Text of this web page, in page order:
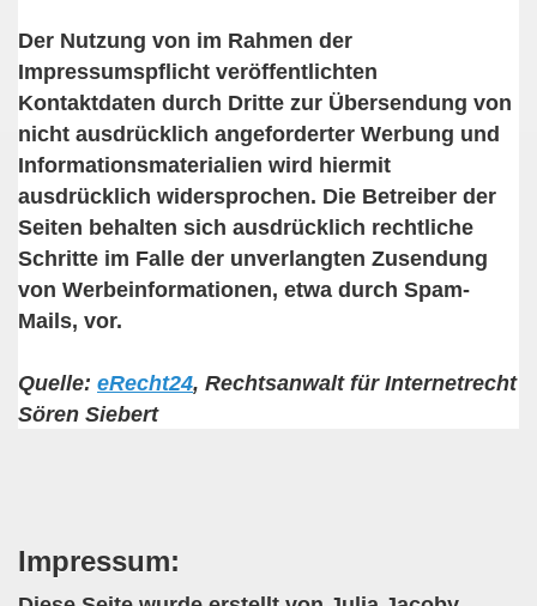
Der Nutzung von im Rahmen der
Impressumspflicht veröffentlichten
Kontaktdaten durch Dritte zur Übersendung von
nicht ausdrücklich angeforderter Werbung und
Informationsmaterialien wird hiermit
ausdrücklich widersprochen. Die Betreiber der
Seiten behalten sich ausdrücklich rechtliche
Schritte im Falle der unverlangten Zusendung
von Werbeinformationen, etwa durch Spam-
Mails, vor.
Quelle: eRecht24, Rechtsanwalt für Internetrecht
Sören Siebert
Impressum: